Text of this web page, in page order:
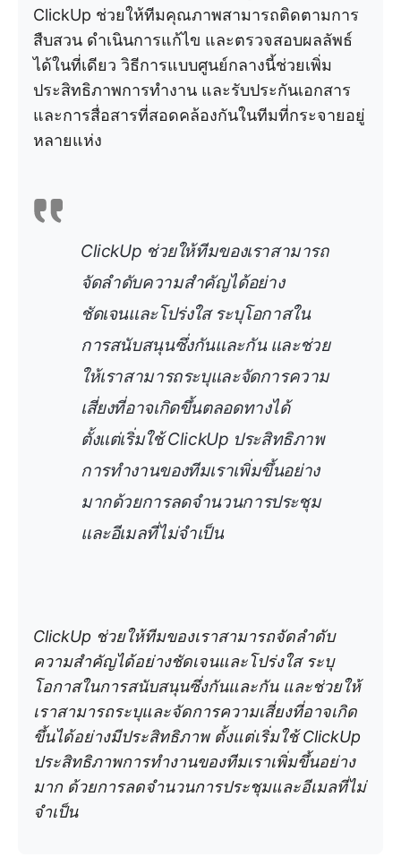
ClickUp ช่วยให้ทีมคุณภาพสามารถติดตามการ
สืบสวน ดำเนินการแก้ไข และตรวจสอบผลลัพธ์
ได้ในที่เดียว วิธีการแบบศูนย์กลางนี้ช่วยเพิ่ม
ประสิทธิภาพการทำงาน และรับประกันเอกสาร
และการสื่อสารที่สอดคล้องกันในทีมที่กระจายอยู่
หลายแห่ง
ClickUp ช่วยให้ทีมของเราสามารถ
จัดลำดับความสำคัญได้อย่าง
ชัดเจนและโปร่งใส ระบุโอกาสใน
การสนับสนุนซึ่งกันและกัน และช่วย
ให้เราสามารถระบุและจัดการความ
เสี่ยงที่อาจเกิดขึ้นตลอดทางได้
ตั้งแต่เริ่มใช้ ClickUp ประสิทธิภาพ
การทำงานของทีมเราเพิ่มขึ้นอย่าง
มากด้วยการลดจำนวนการประชุม
และอีเมลที่ไม่จำเป็น
ClickUp ช่วยให้ทีมของเราสามารถจัดลำดับ
ความสำคัญได้อย่างชัดเจนและโปร่งใส ระบุ
โอกาสในการสนับสนุนซึ่งกันและกัน และช่วยให้
เราสามารถระบุและจัดการความเสี่ยงที่อาจเกิด
ขึ้นได้อย่างมีประสิทธิภาพ ตั้งแต่เริ่มใช้ ClickUp
ประสิทธิภาพการทำงานของทีมเราเพิ่มขึ้นอย่าง
มาก ด้วยการลดจำนวนการประชุมและอีเมลที่ไม่
จำเป็น